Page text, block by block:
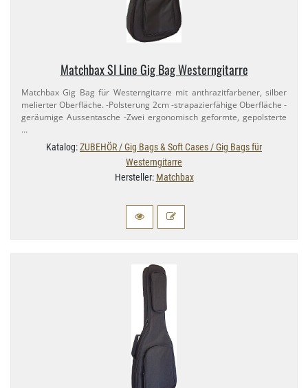
Matchbax SI Line Gig Bag Westerngitarre
Matchbax Gig Bag für Westerngitarre mit anthrazitfarbener, silber
melierter Oberfläche. -Polsterung 2cm -strapazierfähige Oberfläche -
geräumige Aussentasche -Zwei ergonomisch geformte, gepolsterte
…
Katalog:ZUBEHÖR / Gig Bags & Soft Cases / Gig Bags für
Westerngitarre
Hersteller: Matchbax